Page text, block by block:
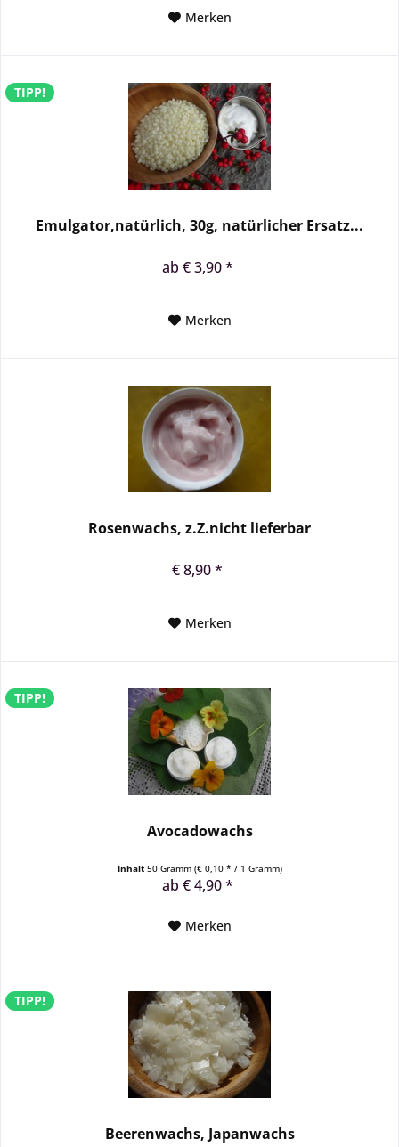
Merken
TIPP!
Emulgator,natürlich, 30g, natürlicher Ersatz...
ab € 3,90 *
Merken
Rosenwachs, z.Z.nicht lieferbar
€ 8,90 *
Merken
TIPP!
Avocadowachs
Inhalt 50 Gramm (€ 0,10 * / 1 Gramm)
ab € 4,90 *
Merken
TIPP!
Beerenwachs, Japanwachs